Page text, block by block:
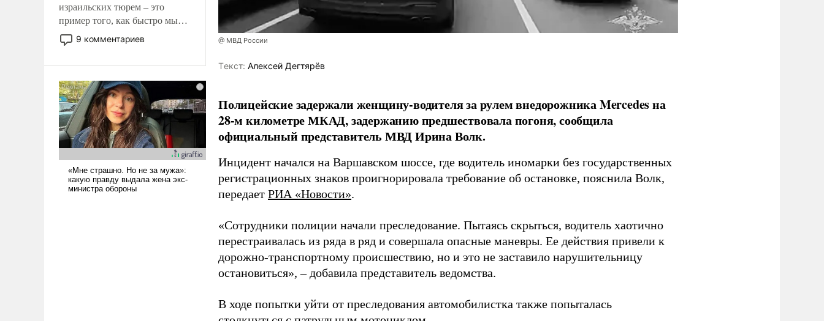
израильских тюрем – это
пример того, как быстро мы
двигаемся по пути
революционных изменений.
псевдонаучной фантастики,
стало всерьез обсуждаемой
идеей.
9 комментариев @ МВД России
Tекст: Алексей Дегтярёв
Полицейские задержали женщину-водителя за рулем внедорожника Mercedes на
28-м километре МКАД, задержанию предшествовала погоня, сообщила
официальный представитель МВД Ирина Волк.
Инцидент начался на Варшавском шоссе, где водитель иномарки без государственных
регистрационных знаков проигнорировала требование об остановке, пояснила Волк,
передает РИА «Новости».
«Сотрудники полиции начали преследование. Пытаясь скрыться, водитель хаотично
перестраивалась из ряда в ряд и совершала опасные маневры. Ее действия привели к
дорожно-транспортному происшествию, но и это не заставило нарушительницу
остановиться», – добавила представитель ведомства.
В ходе попытки уйти от преследования автомобилистка также попыталась